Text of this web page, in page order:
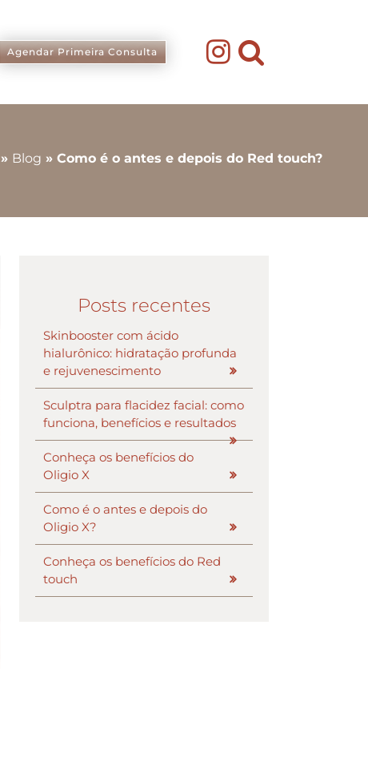
Agendar Primeira Consulta
» Blog » Como é o antes e depois do Red touch?
Posts recentes
Skinbooster com ácido
hialurônico: hidratação profunda
e rejuvenescimento
Sculptra para flacidez facial: como
funciona, benefícios e resultados
Conheça os benefícios do
Oligio X
Como é o antes e depois do
Oligio X?
Conheça os benefícios do Red
touch